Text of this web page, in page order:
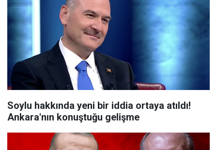
Soylu hakkında yeni bir iddia ortaya atıldı!
Ankara'nın konuştuğu gelişme